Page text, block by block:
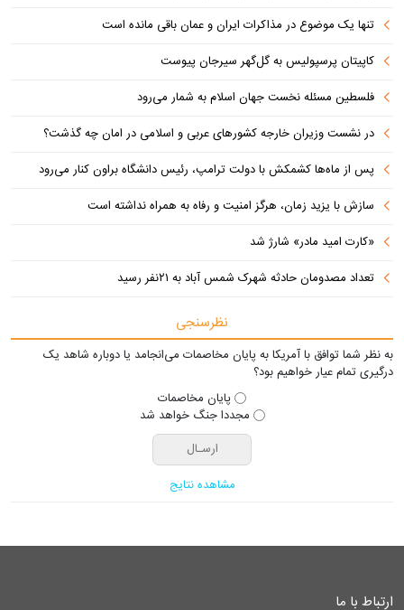
تنها یک موضوع در مذاکرات ایران و عمان باقی مانده است
کاپیتان پرسپولیس به گل‌گهر سیرجان پیوست
فلسطین مسئله نخست جهان اسلام به شمار می‌رود
در نشست وزیران خارجه کشورهای عربی و اسلامی در امان چه گذشت؟
پس از ماه‌ها کشمکش با دولت ترامپ، رئیس دانشگاه براون کنار می‌رود
سازش با یزید زمان، هرگز امنیت و رفاه به همراه نداشته است
«کارت امید مادر» شارژ شد
تعداد مصدومان حادثه شهرک شمس آباد به ۲۱نفر رسید
نظرسنجی
به نظر شما توافق با آمریکا به پایان مخاصمات می‌انجامد یا دوباره شاهد یک
درگیری تمام عیار خواهیم بود؟
پایان مخاصمات
مجددا جنگ خواهد شد
مشاهده نتایج
ارتباط با ما